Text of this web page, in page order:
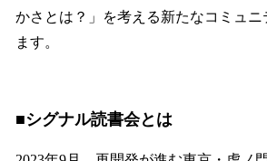
かさとは？」を考える新たなコミュニ
ます。
■シグナル読書会とは